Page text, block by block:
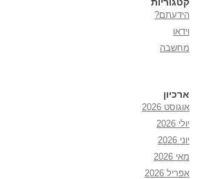
הידעתם?
וידאו
מחשבה
ארכיון
אוגוסט 2026
יולי 2026
יוני 2026
מאי 2026
אפריל 2026